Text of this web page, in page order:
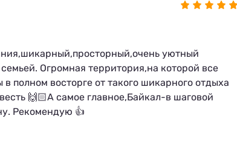
уютный
Огромная территория,на которой все
полном восторге от такого шикарного отдыха
🙌🏻А самое главное,Байкал-в шаговой
Рекомендую 👍